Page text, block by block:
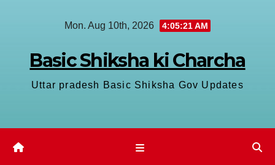
Mon. Aug 10th, 2026 4:05:22 AM
Basic Shiksha ki Charcha
Uttar pradesh Basic Shiksha Gov Updates